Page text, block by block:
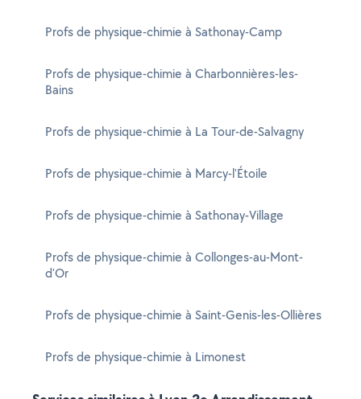
Profs de physique-chimie à Sathonay-Camp
Profs de physique-chimie à Charbonnières-les-
Bains
Profs de physique-chimie à La Tour-de-Salvagny
Profs de physique-chimie à Marcy-l'Étoile
Profs de physique-chimie à Sathonay-Village
Profs de physique-chimie à Collonges-au-Mont-
d'Or
Profs de physique-chimie à Saint-Genis-les-Ollières
Profs de physique-chimie à Limonest